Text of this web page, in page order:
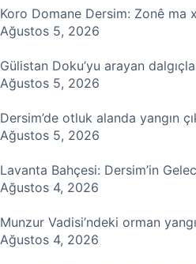
Koro Domane Dersim: Zonê ma
Ağustos 5, 2026
Gülistan Doku’yu arayan
Ağustos 5, 2026
Dersim’de otluk alanda yangın
Ağustos 5, 2026
Lavanta Bahçesi: Dersim’in
Ağustos 4, 2026
Munzur Vadisi’ndeki orman
Ağustos 4, 2026